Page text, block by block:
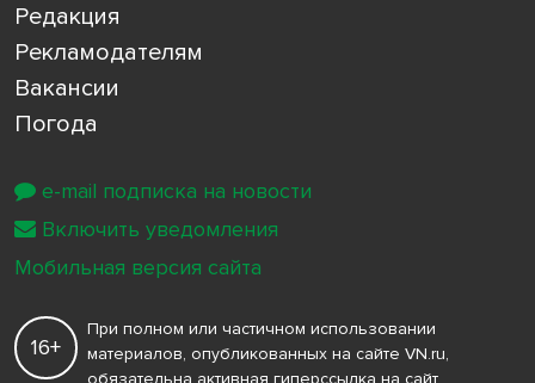
Редакция
Рекламодателям
Вакансии
Погода
16+
При полном или частичном использовании
материалов, опубликованных на сайте VN.ru,
обязательна активная гиперссылка на сайт
e-mail подписка на новости
Включить уведомления
Мобильная версия сайта